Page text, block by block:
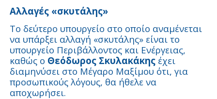
Αλλαγές «σκυτάλης»
Το δεύτερο υπουργείο στο οποίο αναμένεται
να υπάρξει αλλαγή «σκυτάλης» είναι το
υπουργείο Περιβάλλοντος και Ενέργειας,
καθώς ο Θεόδωρος Σκυλακάκης έχει
διαμηνύσει στο Μέγαρο Μαξίμου ότι, για
προσωπικούς λόγους, θα ήθελε να
αποχωρήσει.